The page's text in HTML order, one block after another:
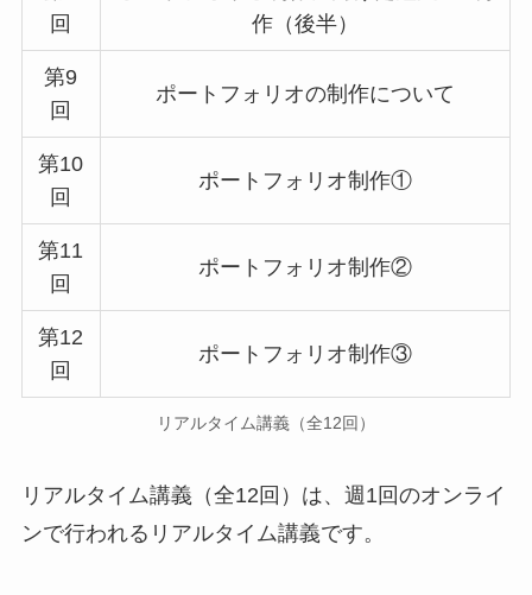
回
作（後半）
第9
回
ポートフォリオの制作について
第10
回
ポートフォリオ制作①
第11
回
ポートフォリオ制作②
第12
回
ポートフォリオ制作③
リアルタイム講義（全12回）
リアルタイム講義（全12回）は、週1回のオンライ
ンで行われるリアルタイム講義です。